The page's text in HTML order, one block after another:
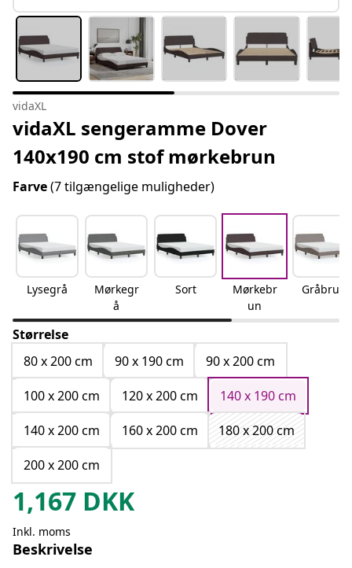
vidaXL
vidaXL sengeramme Dover
140x190 cm stof mørkebrun
Farve(7 tilgængelige muligheder)
Lysegrå
Mørkegr
å
Sort
Mørkebr
un
Gråbrun
Størrelse
80 x 200 cm
90 x 190 cm
90 x 200 cm
100 x 200 cm
120 x 200 cm
140 x 190 cm
140 x 200 cm
160 x 200 cm
180 x 200 cm
200 x 200 cm
1,167 DKK
Inkl. moms
Beskrivelse